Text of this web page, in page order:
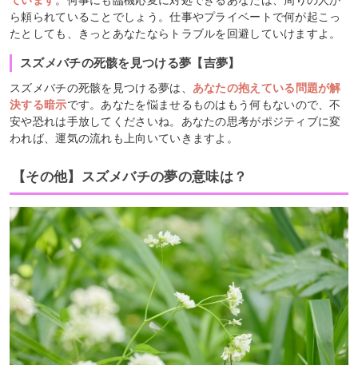
ら頼られていることでしょう。仕事やプライベートで何が起こっ
たとしても、きっとあなたならトラブルを回避していけますよ。
スズメバチの死骸を見つける夢【吉夢】
スズメバチの死骸を見つける夢は、 あなたの抱えている問題が解
決する暗示です。あなたを悩ませるものはもう何もないので、不
安や恐れは手放してくださいね。あなたの思考がポジティブに変
われば、運気の流れも上向いていきますよ。
【その他】スズメバチの夢の意味は？